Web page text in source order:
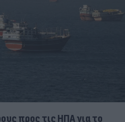
προς τις ΗΠΑ για το